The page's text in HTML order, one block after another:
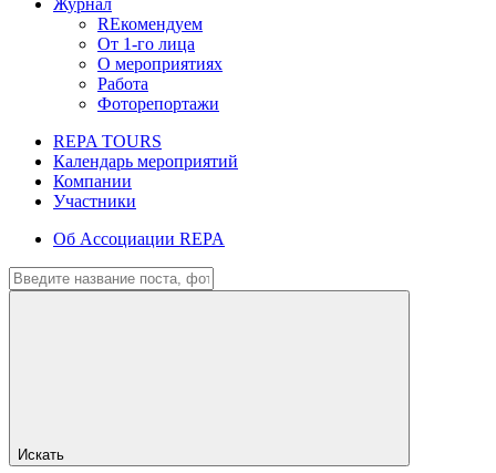
Журнал
REкомендуем
От 1-го лица
О мероприятиях
Работа
Фоторепортажи
REPA TOURS
Календарь мероприятий
Компании
Участники
Об Ассоциации REPA
Искать